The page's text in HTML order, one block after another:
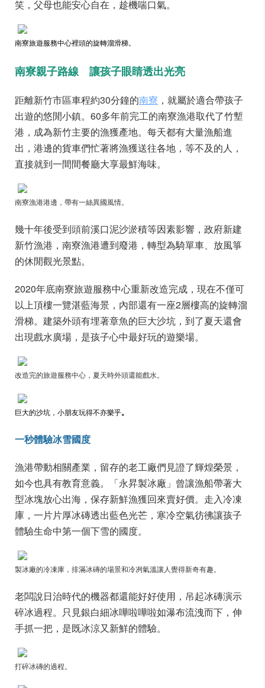
笑，父母也能安心自在，趁機喘口氣。
南寮旅遊服務中心裡頭的旋轉溜滑梯。
南寮親子路線 讓孩子眼睛透出光亮
距離新竹市區車程約30分鐘的南寮 ，就屬於適合帶孩子
出遊的悠閒小鎮。60多年前完工的南寮漁港取代了竹塹
港，成為新竹主要的漁獲產地。每天都有大量漁船進
出，港邊的貨車們忙著將漁獲送往各地，等不及的人，
直接就到一間間餐廳大享最鮮海味。
南寮漁港港邊，帶有一絲異國風情。
幾十年後受到頭前溪口泥沙淤積等因素影響，政府新建
新竹漁港，南寮漁港遭到廢港，轉型為騎單車、放風箏
的休閒觀光景點。
2020年底南寮旅遊服務中心重新改造完成，現在不僅可
以上頂樓一覽湛藍海景，內部還有一座2層樓高的旋轉溜
滑梯。建築外頭有埋著章魚的巨大沙坑，到了夏天還會
出現戲水廣場，是孩子心中最好玩的遊樂場。
改造完的旅遊服務中心，夏天時外頭還能戲水。
巨大的沙坑，小朋友玩得不亦樂乎。
一秒體驗冰雪國度
漁港帶動相關產業，留存的老工廠們見證了輝煌榮景，
如今也具有教育意義。「永昇製冰廠」曾讓漁船帶著大
型冰塊放心出海，保存新鮮漁獲回來賣好價。走入冷凍
庫，一片片厚冰磚透出藍色光芒，寒冷空氣彷彿讓孩子
體驗生命中第一個下雪的國度。
製冰廠的冷凍庫，排滿冰磚的場景和冷冽氣溫讓人覺得新奇有趣。
老闆說日治時代的機器都還能好好使用，吊起冰磚演示
碎冰過程。只見銀白細冰嘩啦嘩啦如瀑布流洩而下，伸
手抓一把，是既冰涼又新鮮的體驗。
打碎冰磚的過程。